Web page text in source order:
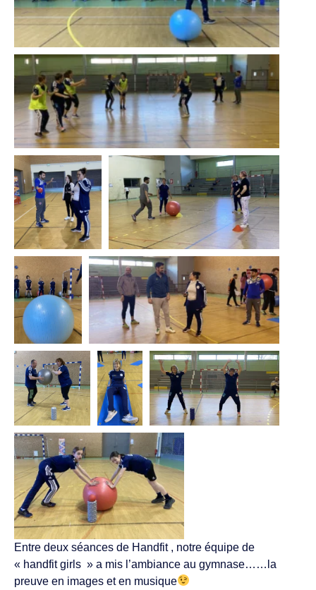
Entre deux séances de Handfit , notre équipe de
« handfit girls » a mis l’ambiance au gymnase……la
preuve en images et en musique